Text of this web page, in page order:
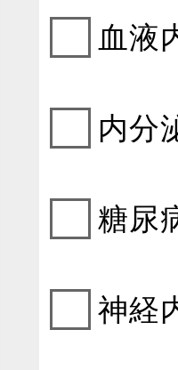
血液
内分
糖尿
神経